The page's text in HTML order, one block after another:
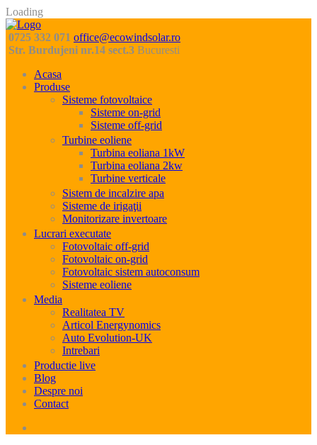
Loading
0725 332 071 office@ecowindsolar.ro
Str. Burdujeni nr.14 sect.3 Bucuresti
Acasa
Produse
Sisteme fotovoltaice
Sisteme on-grid
Sisteme off-grid
Turbine eoliene
Turbina eoliana 1kW
Turbina eoliana 2kw
Turbine verticale
Sistem de incalzire apa
Sisteme de irigaţii
Monitorizare invertoare
Lucrari executate
Fotovoltaic off-grid
Fotovoltaic on-grid
Fotovoltaic sistem autoconsum
Sisteme eoliene
Media
Realitatea TV
Articol Energynomics
Auto Evolution-UK
Intrebari
Productie live
Blog
Despre noi
Contact